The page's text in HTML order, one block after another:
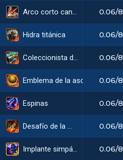
Arco corto candente
Hidra titánica
Coleccionista de oro
Espinas
Desafío de la muerte
Implante simpático
0.06/8
0.06/8
0.06/8
0.06/8
0.06/8
0.06/8
0.06/8